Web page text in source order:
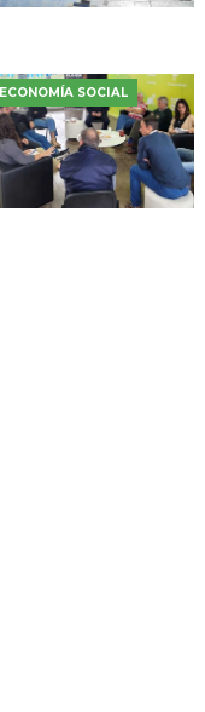
ECONOMÍA SOCIAL